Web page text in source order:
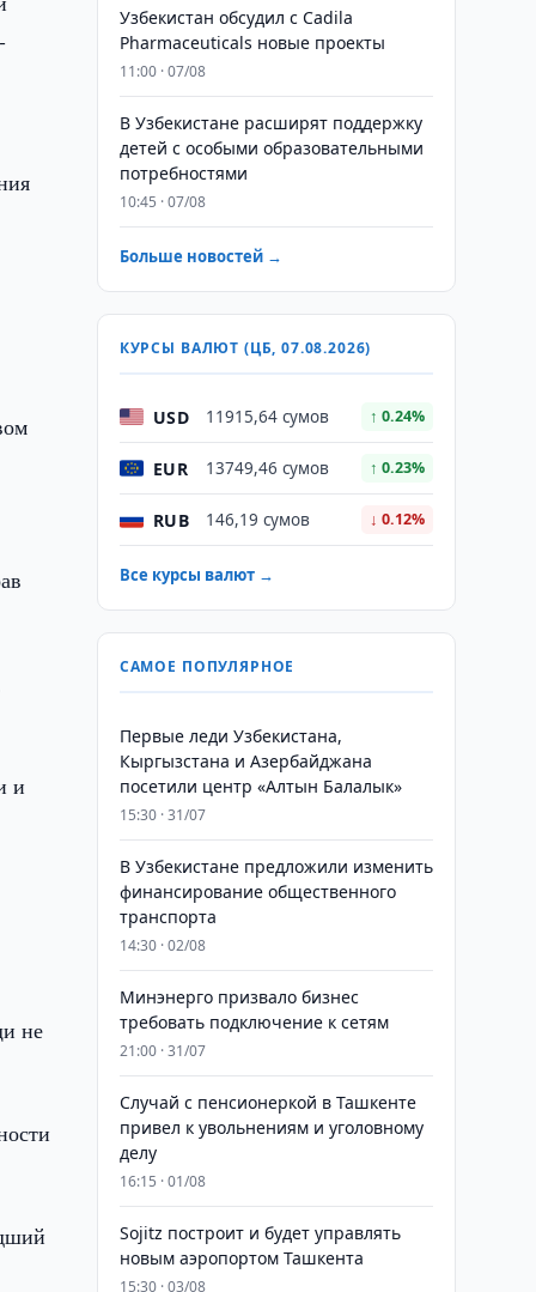
и
не
Узбекистан обсудил с Cadila
Pharmaceuticals новые проекты
11:00 · 07/08
В Узбекистане расширят поддержку
детей с особыми образовательными
потребностями
10:45 · 07/08
Больше новостей →
КУРСЫ ВАЛЮТ (ЦБ, 07.08.2026)
USD 11915,64 сумов ↑ 0.24%
EUR 13749,46 сумов ↑ 0.23%
RUB 146,19 сумов ↓ 0.12%
Все курсы валют →
САМОЕ ПОПУЛЯРНОЕ
Первые леди Узбекистана,
Кыргызстана и Азербайджана
посетили центр «Алтын Балалык»
15:30 · 31/07
В Узбекистане предложили изменить
финансирование общественного
транспорта
14:30 · 02/08
Минэнерго призвало бизнес
требовать подключение к сетям
21:00 · 31/07
Случай с пенсионеркой в Ташкенте
привел к увольнениям и уголовному
делу
16:15 · 01/08
Sojitz построит и будет управлять
новым аэропортом Ташкента
15:30 · 03/08